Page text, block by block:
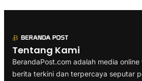
Tentang Kami
BerandaPost.com adalah media
berita terkini dan terpercaya seputar